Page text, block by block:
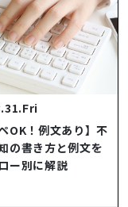
OK！例文あり】不
の書き方と例文を
ー別に解説